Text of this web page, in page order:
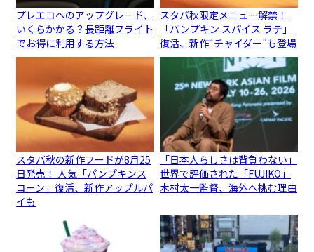
プレエコへのアップグレード、
いくらかかる？長距離フライト
でお得に利用する方法
スタバ秋限定メニュー解禁！
「パンプキン スパイス ラテ」
復活、新作“チャイダー”も登場
スタバ秋の新作フードが8月25
日発売！ 人気「パンプキンス
コーン」復活、新作アップルパ
イも
「日本人らしさは背負わない」
世界で評価された「FUJIKO」
木村太一監督、海外へ挑む理由